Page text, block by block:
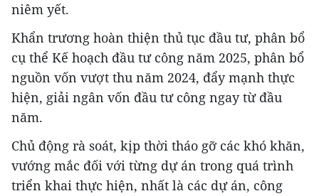
niêm yết.
Khẩn trương hoàn thiện thủ tục đầu tư, phân bổ
cụ thể Kế hoạch đầu tư công năm 2025, phân bổ
nguồn vốn vượt thu năm 2024, đẩy mạnh thực
hiện, giải ngân vốn đầu tư công ngay từ đầu
năm.
Chủ động rà soát, kịp thời tháo gỡ các khó khăn,
vướng mắc đối với từng dự án trong quá trình
triển khai thực hiện, nhất là các dự án, công